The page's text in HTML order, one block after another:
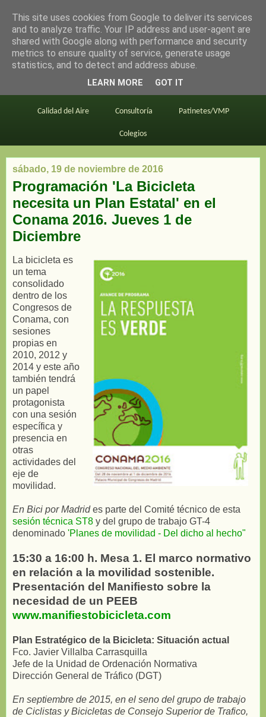
en bici por madrid
Este blog BiciMAD Primeros consejos
Calidad del Aire Consultoría Patinetes/VMP
Colegios
sábado, 19 de noviembre de 2016
Programación 'La Bicicleta
necesita un Plan Estatal' en el
Conama 2016. Jueves 1 de
Diciembre
La bicicleta es
un tema
consolidado
dentro de los
Congresos de
Conama, con
sesiones
propias en
2010, 2012 y
2014 y este año
también tendrá
un papel
protagonista
con una sesión
específica y
presencia en
otras
actividades del
eje de
movilidad.
En Bici por Madrides parte del Comité técnico de esta
sesión técnica ST8 y del grupo de trabajo GT-4
denominado 'Planes de movilidad - Del dicho al hecho"
15:30 a 16:00 h. Mesa 1. El marco normativo
en relación a la movilidad sostenible.
Presentación del Manifiesto sobre la
necesidad de un PEEB
www.manifiestobicicleta.com
Plan Estratégico de la Bicicleta: Situación actual
Fco. Javier Villalba Carrasquilla
Jefe de la Unidad de Ordenación Normativa
Dirección General de Tráfico (DGT)
En septiembre de 2015, en el seno del grupo de trabajo
de Ciclistas y Bicicletas de Consejo Superior de Trafico,
This site uses cookies from Google to deliver its services
and to analyze traffic. Your IP address and user-agent are
shared with Google along with performance and security
metrics to ensure quality of service, generate usage
statistics, and to detect and address abuse.
LEARN MORE GOT IT